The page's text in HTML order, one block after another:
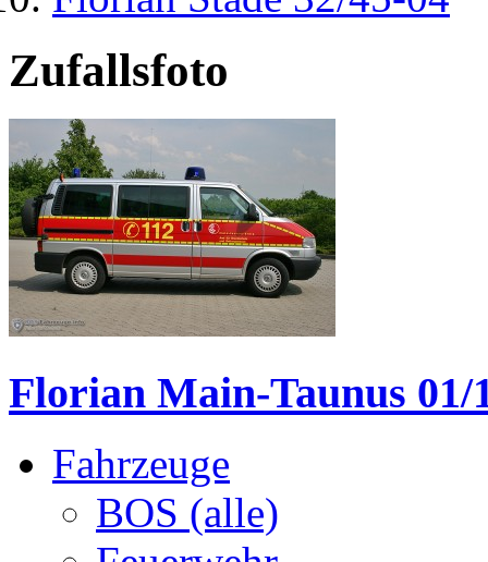
Zufallsfoto
Florian Main-Taunus 01/
Fahrzeuge
BOS (alle)